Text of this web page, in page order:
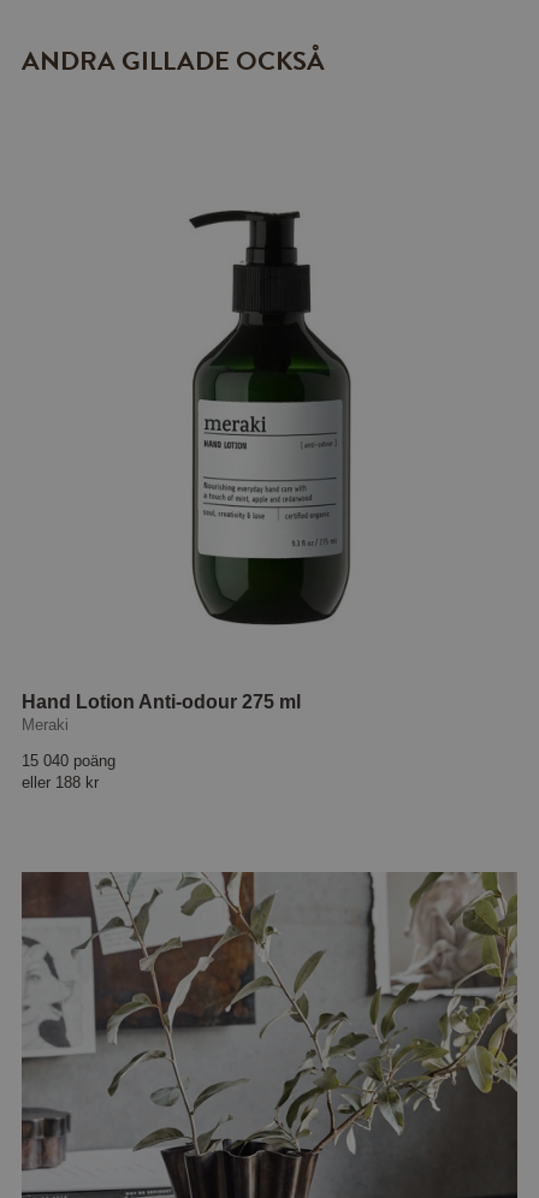
ANDRA GILLADE OCKSÅ
Hand Lotion Anti-odour 275 ml
Meraki
15 040 poäng
eller 188 kr